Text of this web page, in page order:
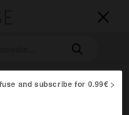


and subscribe for 0.99€ >